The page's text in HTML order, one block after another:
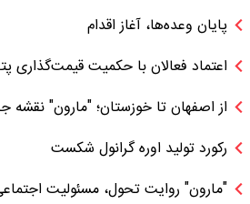
پایان وعده‌ها، آغاز اقدام
اعتماد فعالان با حکمیت
از اصفهان تا خوزستان؛ "مارون" نقشه
رکورد تولید اوره گرانول شکست
"مارون" روایت تحول، مسئولیت